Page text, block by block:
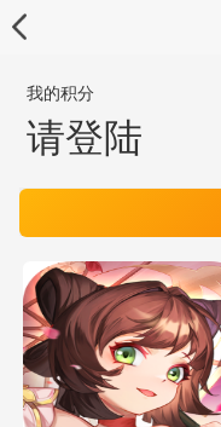
我的积分
请登陆